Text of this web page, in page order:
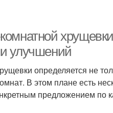
улучшений
определяется не
В этом плане есть
предложением по